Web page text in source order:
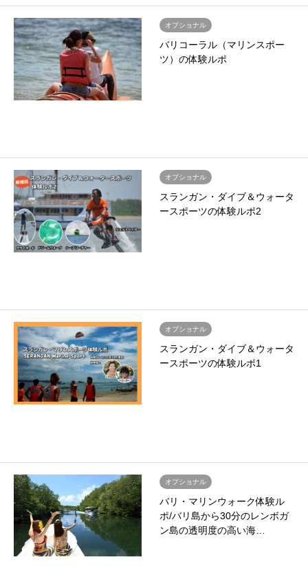
オプショナル
バリコーラル（マリンスポー
ツ）の体験ルポ
オプショナル
スランガン・ダイブ＆ウォータ
ースポーツの体験ルポ2
オプショナル
スランガン・ダイブ＆ウォータ
ースポーツの体験ルポ1
オプショナル
バリ・マリンウォーク体験ル
ポ/バリ島から30分のレンボガ
ン島の透明度の高い海…